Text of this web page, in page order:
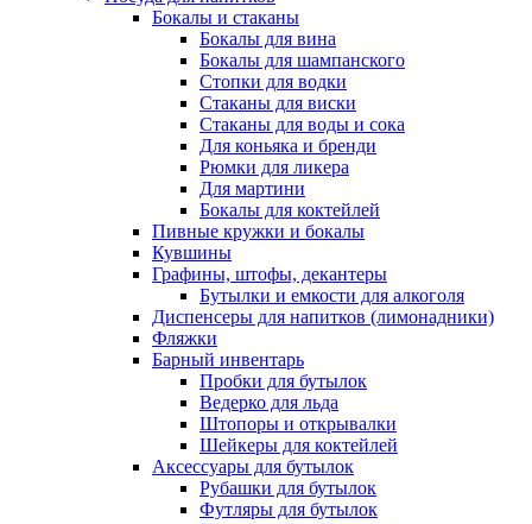
Бокалы и стаканы
Бокалы для вина
Бокалы для шампанского
Стопки для водки
Стаканы для виски
Стаканы для воды и сока
Для коньяка и бренди
Рюмки для ликера
Для мартини
Бокалы для коктейлей
Пивные кружки и бокалы
Кувшины
Графины, штофы, декантеры
Бутылки и емкости для алкоголя
Диспенсеры для напитков (лимонадники)
Фляжки
Барный инвентарь
Пробки для бутылок
Ведерко для льда
Штопоры и открывалки
Шейкеры для коктейлей
Аксессуары для бутылок
Рубашки для бутылок
Футляры для бутылок